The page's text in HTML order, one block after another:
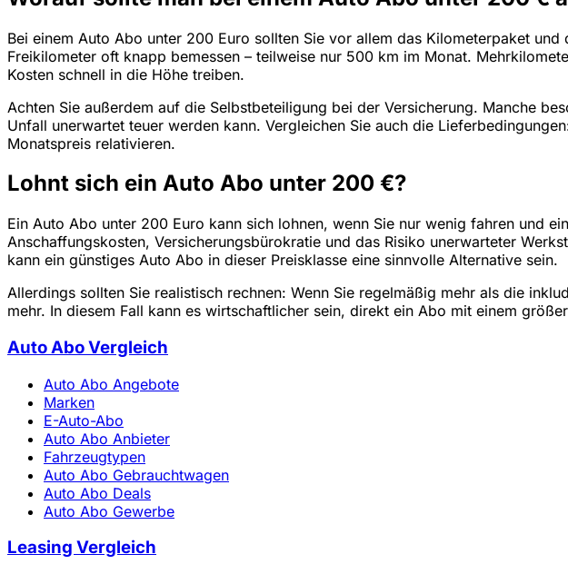
Bei einem Auto Abo unter 200 Euro sollten Sie vor allem das Kilometerpaket
Freikilometer oft knapp bemessen – teilweise nur 500 km im Monat.
Kosten schnell in die Höhe treiben.
Achten Sie außerdem auf die Selbstbeteiligung bei der Versicherung. Manche
Unfall unerwartet teuer werden kann. Vergleichen Sie auch die
Monatspreis relativieren.
Lohnt sich ein Auto Abo unter 200 €?
Ein Auto Abo unter 200 Euro kann sich lohnen, wenn Sie nur wenig fahren und
Anschaffungskosten, Versicherungsbürokratie und das Risiko unerwarteter
kann ein günstiges Auto Abo in dieser Preisklasse eine sinnvolle Alternative sein.
Allerdings sollten Sie realistisch rechnen: Wenn Sie regelmäßig mehr als die
mehr. In diesem Fall kann es wirtschaftlicher sein, direkt ein Abo mit einem
Auto Abo Vergleich
Auto Abo Angebote
Marken
E-Auto-Abo
Auto Abo Anbieter
Fahrzeugtypen
Auto Abo Gebrauchtwagen
Auto Abo Deals
Auto Abo Gewerbe
Leasing Vergleich